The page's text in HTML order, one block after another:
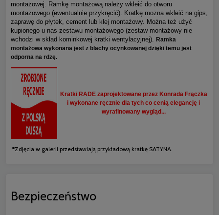
montażowej. Ramkę montażową należy wkleić do otworu
montażowego (ewentualnie przykręcić). Kratkę można wkleić na gips,
zaprawę do płytek, cement lub klej montażowy. Można też użyć
kupionego u nas zestawu montażowego (zestaw montażowy nie
wchodzi w skład kominkowej kratki wentylacyjnej). Ramka
montażowa wykonana jest z blachy ocynkowanej dzięki temu jest
odporna na rdzę.
Kratki RADE zaprojektowane przez Konrada Frączka
i wykonane ręcznie dla tych co cenią elegancję i
wyrafinowany wygląd...
*Zdjęcia w galerii przedstawiają przykładową kratkę SATYNA.
Bezpieczeństwo